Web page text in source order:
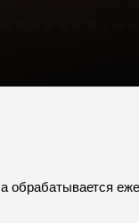
обрабатывается